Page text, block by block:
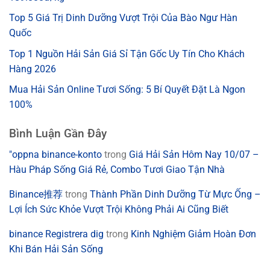
Top 5 Giá Trị Dinh Dưỡng Vượt Trội Của Bào Ngư Hàn
Quốc
Top 1 Nguồn Hải Sản Giá Sỉ Tận Gốc Uy Tín Cho Khách
Hàng 2026
Mua Hải Sản Online Tươi Sống: 5 Bí Quyết Đặt Là Ngon
100%
Bình Luận Gần Đây
"oppna binance-konto trong Giá Hải Sản Hôm Nay 10/07 –
Hàu Pháp Sống Giá Rẻ, Combo Tươi Giao Tận Nhà
Binance推荐 trong Thành Phần Dinh Dưỡng Từ Mực Ống –
Lợi Ích Sức Khỏe Vượt Trội Không Phải Ai Cũng Biết
binance Registrera dig trong Kinh Nghiệm Giảm Hoàn Đơn
Khi Bán Hải Sản Sống